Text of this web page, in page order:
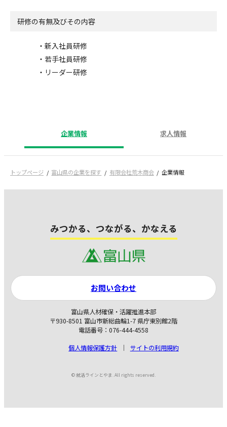
研修の有無及びその内容
・新入社員研修
・若手社員研修
・リーダー研修
企業情報 求人情報
トップページ 富山県の企業を探す 有限会社荒木商会 企業情報
みつかる、つながる、かなえる
富山県人材確保・活躍推進本部
〒930-8501 富山市新総曲輪1-7 県庁東別館2階
電話番号：076-444-4558
個人情報保護方針
サイトの利用規約
お問い合わせ
© 就活ラインとやま. All rights reserved.